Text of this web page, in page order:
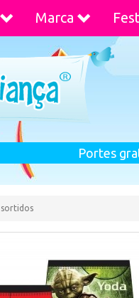
Marca
Portes
sortidos